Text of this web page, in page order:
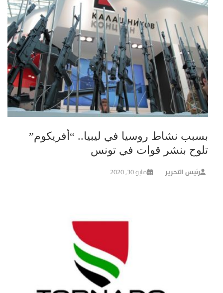
بسبب نشاط روسيا في ليبيا.. “أفريكوم”
تلوح بنشر قوات في تونس
رئيس التحرير مايو 30, 2020